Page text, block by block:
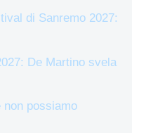
di Sanremo 2027:
De Martino svela
non possiamo